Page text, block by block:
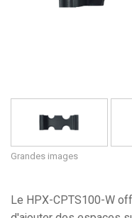
Grandes images
Le HPX-CPTS100-W